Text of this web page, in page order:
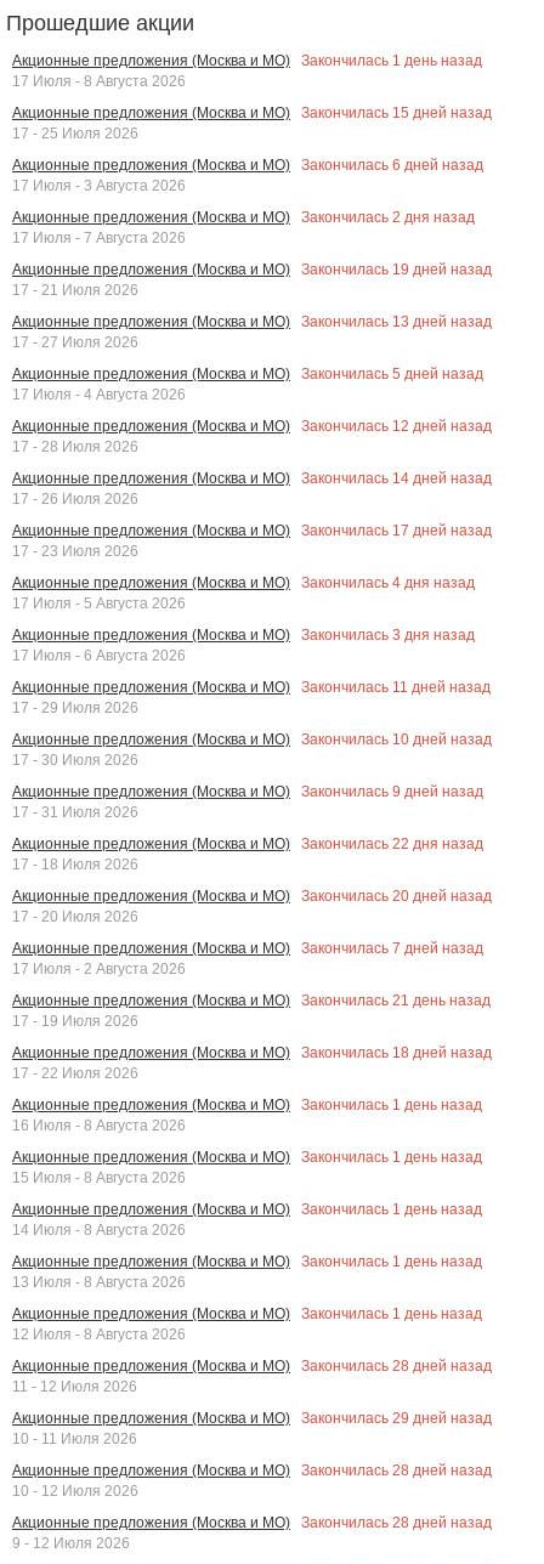
Прошедшие акции
Акционные предложения (Москва и МО) Закончилась 1 день назад
17 Июля - 8 Августа 2026
Акционные предложения (Москва и МО)
Закончилась 15 дней назад
17 - 25 Июля 2026
Акционные предложения (Москва и МО)
Закончилась 6 дней назад
17 Июля - 3 Августа 2026
Акционные предложения (Москва и МО)
Закончилась 2 дня назад
17 Июля - 7 Августа 2026
Акционные предложения (Москва и МО)
Закончилась 19 дней назад
17 - 21 Июля 2026
Акционные предложения (Москва и МО)
Закончилась 13 дней назад
17 - 27 Июля 2026
Акционные предложения (Москва и МО)
Закончилась 5 дней назад
17 Июля - 4 Августа 2026
Акционные предложения (Москва и МО)
Закончилась 12 дней назад
17 - 28 Июля 2026
Акционные предложения (Москва и МО)
Закончилась 14 дней назад
17 - 26 Июля 2026
Акционные предложения (Москва и МО)
Закончилась 17 дней назад
17 - 23 Июля 2026
Акционные предложения (Москва и МО)
Закончилась 4 дня назад
17 Июля - 5 Августа 2026
Акционные предложения (Москва и МО)
Закончилась 3 дня назад
17 Июля - 6 Августа 2026
Акционные предложения (Москва и МО)
Закончилась 11 дней назад
17 - 29 Июля 2026
Акционные предложения (Москва и МО)
Закончилась 10 дней назад
17 - 30 Июля 2026
Акционные предложения (Москва и МО)
Закончилась 9 дней назад
17 - 31 Июля 2026
Акционные предложения (Москва и МО)
Закончилась 22 дня назад
17 - 18 Июля 2026
Акционные предложения (Москва и МО)
Закончилась 20 дней назад
17 - 20 Июля 2026
Акционные предложения (Москва и МО)
Закончилась 7 дней назад
17 Июля - 2 Августа 2026
Акционные предложения (Москва и МО)
Закончилась 21 день назад
17 - 19 Июля 2026
Акционные предложения (Москва и МО)
Закончилась 18 дней назад
17 - 22 Июля 2026
Акционные предложения (Москва и МО)
Закончилась 1 день назад
16 Июля - 8 Августа 2026
Акционные предложения (Москва и МО)
Закончилась 1 день назад
15 Июля - 8 Августа 2026
Акционные предложения (Москва и МО)
Закончилась 1 день назад
14 Июля - 8 Августа 2026
Акционные предложения (Москва и МО)
Закончилась 1 день назад
13 Июля - 8 Августа 2026
Акционные предложения (Москва и МО)
Закончилась 1 день назад
12 Июля - 8 Августа 2026
Акционные предложения (Москва и МО)
Закончилась 28 дней назад
11 - 12 Июля 2026
Акционные предложения (Москва и МО)
Закончилась 29 дней назад
10 - 11 Июля 2026
Акционные предложения (Москва и МО)
Закончилась 28 дней назад
10 - 12 Июля 2026
Акционные предложения (Москва и МО)
Закончилась 28 дней назад
9 - 12 Июля 2026